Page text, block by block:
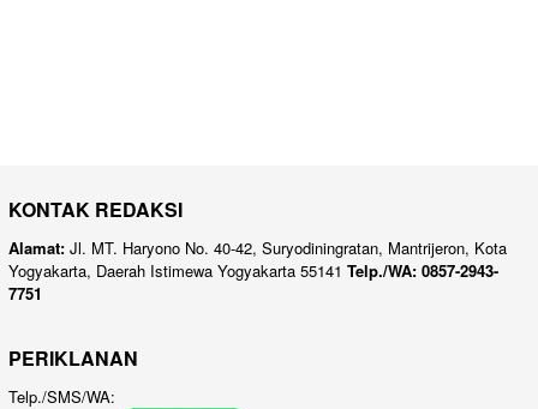
KONTAK REDAKSI
Alamat: Jl. MT. Haryono No. 40-42, Suryodiningratan, Mantrijeron, Kota
Yogyakarta, Daerah Istimewa Yogyakarta 55141 Telp./WA: 0857-2943-
7751
PERIKLANAN
Telp./SMS/WA: